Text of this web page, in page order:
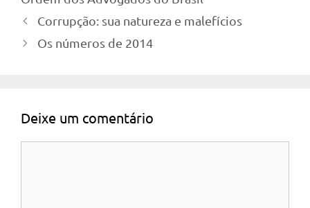
Corrupção: sua natureza e malefícios
Os números de 2014
Deixe um comentário